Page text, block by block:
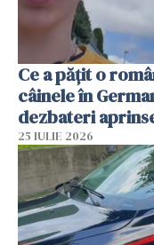
Ce a pățit o
câinele în
dezbateri
25 IULIE 2026